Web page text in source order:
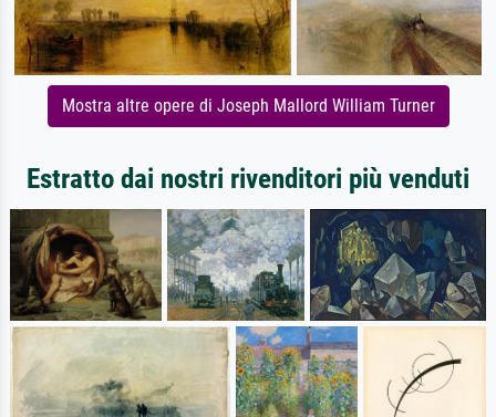
Mostra altre opere di Joseph Mallord William Turner
Estratto dai nostri rivenditori più venduti